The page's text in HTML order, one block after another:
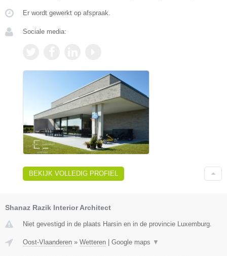
Er wordt gewerkt op afspraak.
Sociale media:
BEKIJK VOLLEDIG PROFIEL
Shanaz Razik Interior Architect
Niet gevestigd in de plaats Harsin en in de provincie Luxemburg.
Oost-Vlaanderen » Wetteren | Google maps ▼